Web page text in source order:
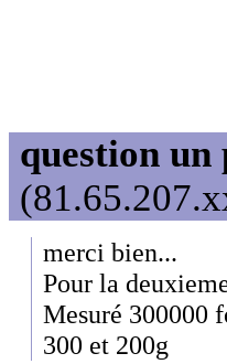
question un
merci bien...
Pour la
Mesuré 300000
300 et 200g